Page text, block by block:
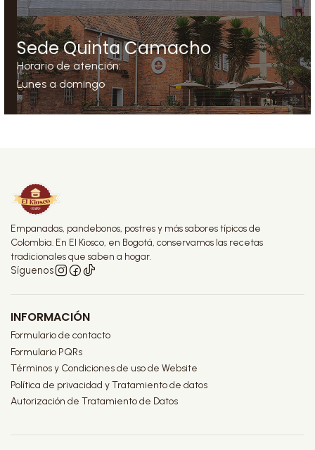
Domicilios: 7:00am a 7:00pm
Teléfono:+57 601 288 44 15
Cra 15a no 120 - 14
Bogotá D.C.
Sede Quinta Camacho
Horario de atención:
Lunes a domingo
6:00am a 6:30pm
Empanadas, pandebonos, postres y más sabores típicos de
Colombia. En El Kiosco, en Bogotá, conservamos las recetas
tradicionales que saben a hogar.
Síguenos
INFORMACIÓN
Formulario de contacto
Formulario PQRs
Términos y Condiciones de uso de Website
Política de privacidad y Tratamiento de datos
Autorización de Tratamiento de Datos